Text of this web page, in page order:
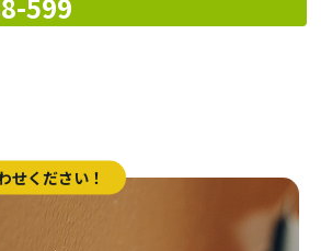
せください！